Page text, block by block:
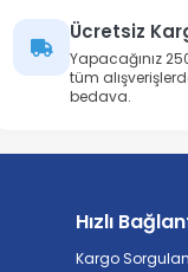
Ücretsiz
Yapacağınız
tüm
bedava.
Hızlı
Kargo